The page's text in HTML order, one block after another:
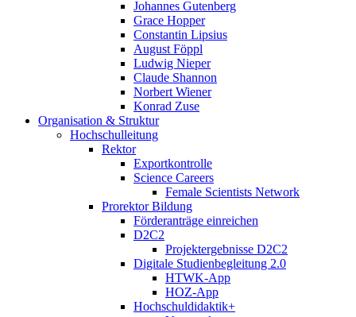
Johannes Gutenberg
Grace Hopper
Constantin Lipsius
August Föppl
Ludwig Nieper
Claude Shannon
Norbert Wiener
Konrad Zuse
Organisation & Struktur
Hochschulleitung
Rektor
Exportkontrolle
Science Careers
Female Scientists Network
Prorektor Bildung
Förderanträge einreichen
D2C2
Projektergebnisse D2C2
Digitale Studienbegleitung 2.0
HTWK-App
HOZ-App
Hochschuldidaktik+